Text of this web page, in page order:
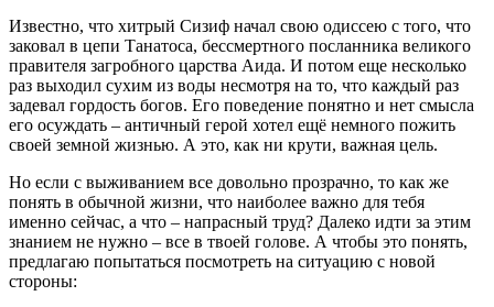
Известно, что хитрый Сизиф начал свою одиссею с того, что
заковал в цепи Танатоса, бессмертного посланника великого
правителя загробного царства Аида. И потом еще несколько
раз выходил сухим из воды несмотря на то, что каждый раз
задевал гордость богов. Его поведение понятно и нет смысла
его осуждать – античный герой хотел ещё немного пожить
своей земной жизнью. А это, как ни крути, важная цель.
Но если с выживанием все довольно прозрачно, то как же
понять в обычной жизни, что наиболее важно для тебя
именно сейчас, а что – напрасный труд? Далеко идти за этим
знанием не нужно – все в твоей голове. А чтобы это понять,
предлагаю попытаться посмотреть на ситуацию с новой
стороны: